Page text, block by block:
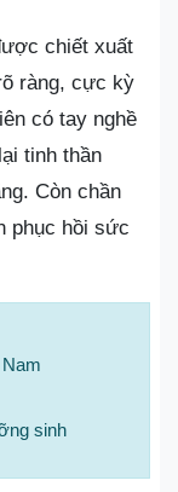
chiết xuất
ràng, cực kỳ
có tay nghề
tinh thần
Còn chần
phục hồi sức
sinh